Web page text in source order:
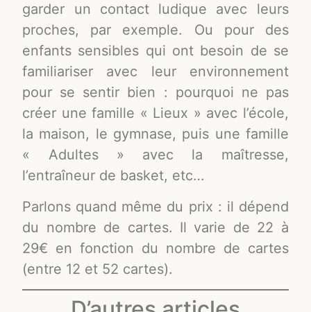
garder un contact ludique avec leurs
proches, par exemple. Ou pour des
enfants sensibles qui ont besoin de se
familiariser avec leur environnement
pour se sentir bien : pourquoi ne pas
créer une famille « Lieux » avec l’école,
la maison, le gymnase, puis une famille
« Adultes » avec la maîtresse,
l’entraîneur de basket, etc…
Parlons quand même du prix : il dépend
du nombre de cartes. Il varie de 22 à
29€ en fonction du nombre de cartes
(entre 12 et 52 cartes).